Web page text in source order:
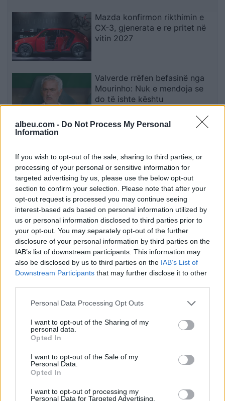
albeu.com - Do Not Process My Personal
Information
If you wish to opt-out of the sale, sharing to third parties, or
processing of your personal or sensitive information for
targeted advertising by us, please use the below opt-out
section to confirm your selection. Please note that after your
opt-out request is processed you may continue seeing
interest-based ads based on personal information utilized by
us or personal information disclosed to third parties prior to
your opt-out. You may separately opt-out of the further
disclosure of your personal information by third parties on the
IAB’s list of downstream participants. This information may
also be disclosed by us to third parties on the IAB’s List of
Downstream Participants that may further disclose it to other
Personal Data Processing Opt Outs
I want to opt-out of the Sharing of my
personal data.
Opted In
I want to opt-out of the Sale of my
Personal Data.
Opted In
I want to opt-out of processing my
Personal Data for Targeted Advertising.
Mazda konfirmon rikthimin e
CX-3, gjenerata e re pritet në
vitin 2027
Valverde rrëfen befasinë nga
Mourinho: Nuk e mendoja se
do të ishte kështu
dhe flakët u përhapën drejt
malit
Esim for USA|Esim for Italy| Esim for Spain | Esim